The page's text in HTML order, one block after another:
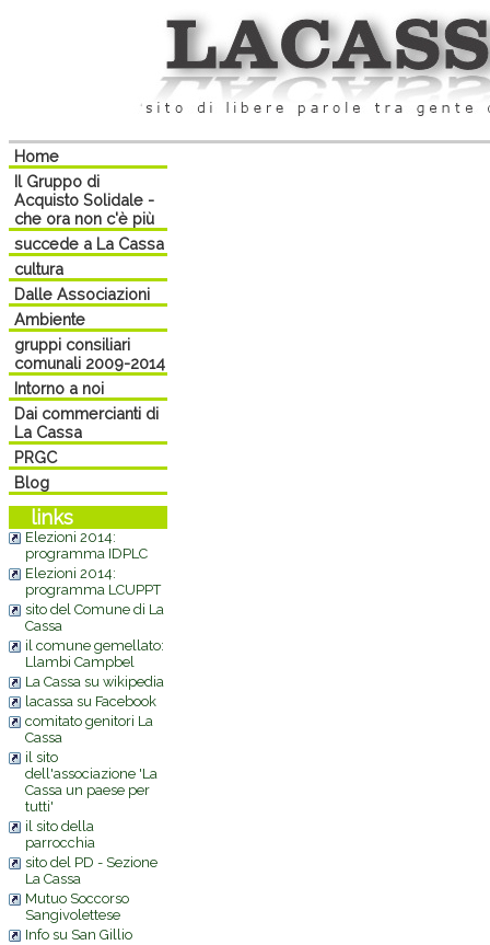
Home
Il Gruppo di
Acquisto Solidale -
che ora non c'è più
succede a La Cassa
cultura
Dalle Associazioni
Ambiente
gruppi consiliari
comunali 2009-2014
Intorno a noi
Dai commercianti di
La Cassa
PRGC
Blog
links
Elezioni 2014:
programma IDPLC
Elezioni 2014:
programma LCUPPT
sito del Comune di La
Cassa
il comune gemellato:
Llambi Campbel
La Cassa su wikipedia
lacassa su Facebook
comitato genitori La
Cassa
il sito
dell'associazione 'La
Cassa un paese per
tutti'
il sito della
parrocchia
sito del PD - Sezione
La Cassa
Mutuo Soccorso
Sangivolettese
Info su San Gillio